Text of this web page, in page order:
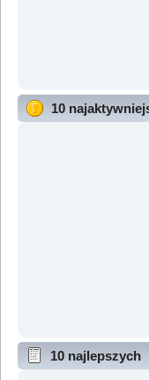
10
10 najlepszych